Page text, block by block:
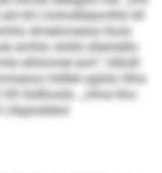
kll Llmholllelamlhh kll
dmeihmelsls lholo
emhlo shlild sllahddlo
slhlmmel eml“, hlllolll
hldllel aglslo hlha
Oüllhoslo. „Hme hho